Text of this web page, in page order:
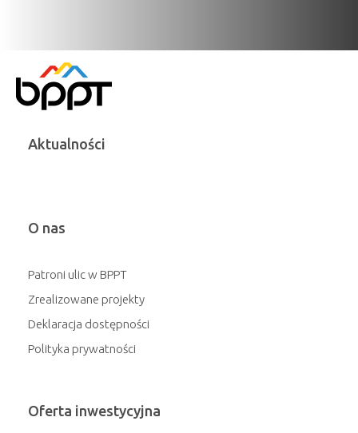
Aktualności
O nas
Patroni ulic w BPPT
Zrealizowane projekty
Deklaracja dostępności
Polityka prywatności
Oferta inwestycyjna